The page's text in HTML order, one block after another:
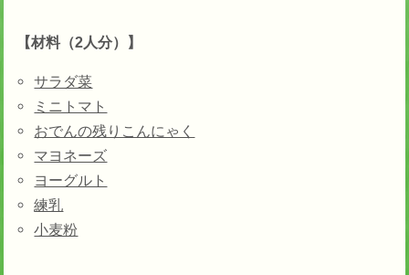
【材料（2人分）】
サラダ菜
ミニトマト
おでんの残りこんにゃく
マヨネーズ
ヨーグルト
練乳
小麦粉